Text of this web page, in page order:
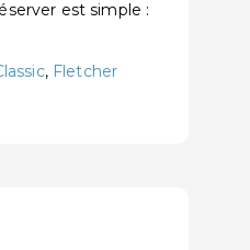
est simple :
, Fletcher